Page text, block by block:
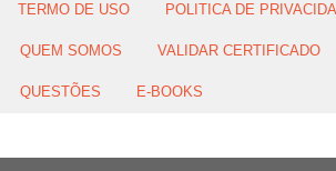
TERMO DE USO POLITICA DE
QUEM SOMOS VALIDAR CERTIFICADO
QUESTÕES E-BOOKS